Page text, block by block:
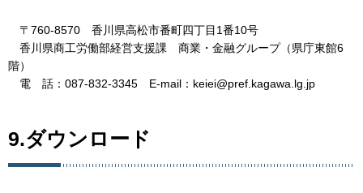
〒760-8570 香川県高松市番町四丁目1番10号
香川県商工労働部経営支援課 商業・金融グループ（県庁東館6
階）
電 話：087-832-3345 E-mail：keiei@pref.kagawa.lg.jp
9.ダウンロード